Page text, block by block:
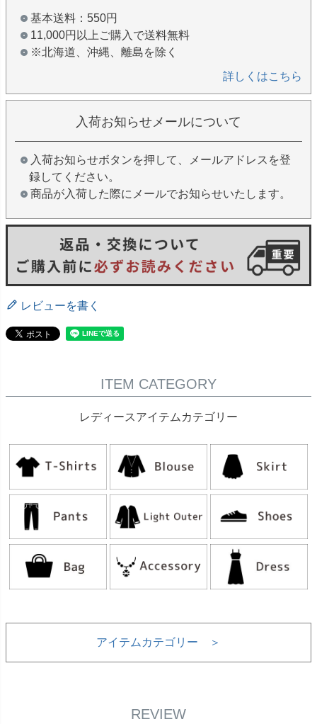
基本送料：550円
11,000円以上ご購入で送料無料
※北海道、沖縄、離島を除く
詳しくはこちら
入荷お知らせメールについて
入荷お知らせボタンを押して、メールアドレスを登
録してください。
商品が入荷した際にメールでお知らせいたします。
レビューを書く
ITEM CATEGORY
レディースアイテムカテゴリー
アイテムカテゴリー ＞
REVIEW